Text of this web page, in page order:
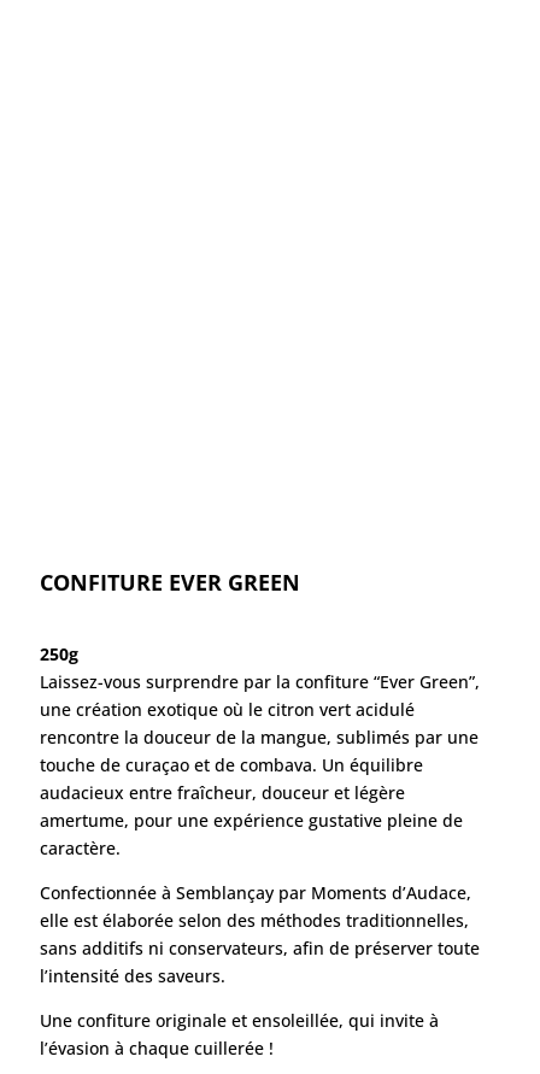
CONFITURE EVER GREEN
250g
Laissez-vous surprendre par la confiture “Ever Green”,
une création exotique où le citron vert acidulé
rencontre la douceur de la mangue, sublimés par une
touche de curaçao et de combava. Un équilibre
audacieux entre fraîcheur, douceur et légère
amertume, pour une expérience gustative pleine de
caractère.
Confectionnée à Semblançay par Moments d’Audace,
elle est élaborée selon des méthodes traditionnelles,
sans additifs ni conservateurs, afin de préserver toute
l’intensité des saveurs.
Une confiture originale et ensoleillée, qui invite à
l’évasion à chaque cuillerée !